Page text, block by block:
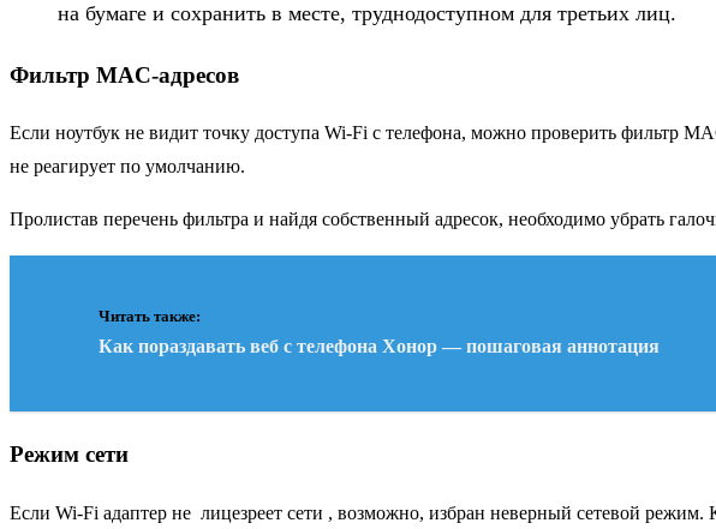
на бумаге и сохранить в месте, труднодоступном для третьих лиц.
Фильтр MAC-адресов
Если ноутбук не видит точку доступа Wi-Fi с телефона, можно проверить фильтр
не реагирует по умолчанию.
Пролистав перечень фильтра и найдя собственный адресок, необходимо убрать
Читать также:
Как пораздавать веб с телефона Хонор — пошаговая аннотация
Режим сети
Если Wi-Fi адаптер не лицезреет сети , возможно, избран неверный сетевой